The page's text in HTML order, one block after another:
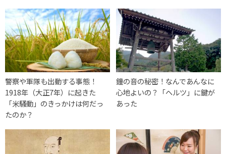
警察や軍隊も出動する事態！
1918年（大正7年）に起きた
「米騒動」のきっかけは何だっ
たのか？
鐘の音の秘密！なんであんなに
心地よいの？「ヘルツ」に鍵が
あった